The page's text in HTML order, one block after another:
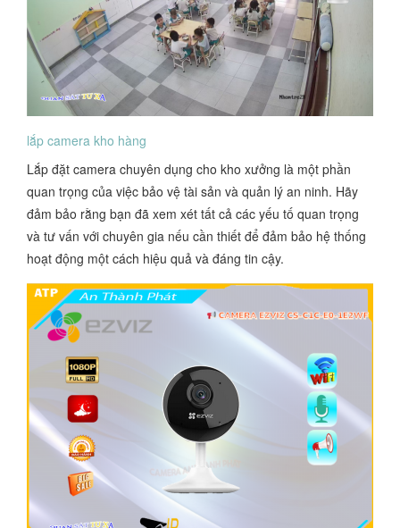
lắp camera kho hàng
Lắp đặt camera chuyên dụng cho kho xưởng là một phần
quan trọng của việc bảo vệ tài sản và quản lý an ninh. Hãy
đảm bảo rằng bạn đã xem xét tất cả các yếu tố quan trọng
và tư vấn với chuyên gia nếu cần thiết để đảm bảo hệ thống
hoạt động một cách hiệu quả và đáng tin cậy.